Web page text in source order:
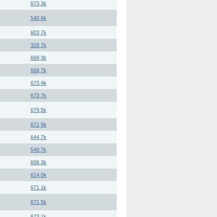
673,3k
540,6k
603,7k
328,7k
668,3k
668,7k
673,4k
673,7k
679,5k
671,9k
644,7k
540,7k
606,3k
614,0k
671,1k
671,5k